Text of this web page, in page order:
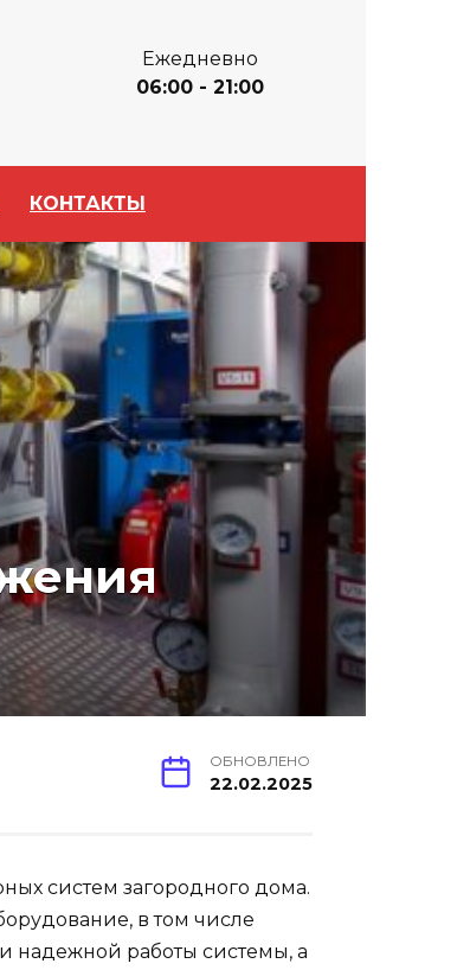
Ежедневно
06:00 - 21:00
КОНТАКТЫ
ОБНОВЛЕНО
22.02.2025
систем загородного дома.
в том числе
надежной работы системы, а